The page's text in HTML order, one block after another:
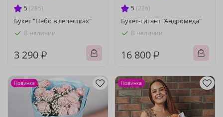
5 (285)
Букет "Небо в лепестках"
В наличии
3 290 ₽
5 (226)
Букет-гигант "Андромеда"
В наличии
16 800 ₽
Новинка Новинка